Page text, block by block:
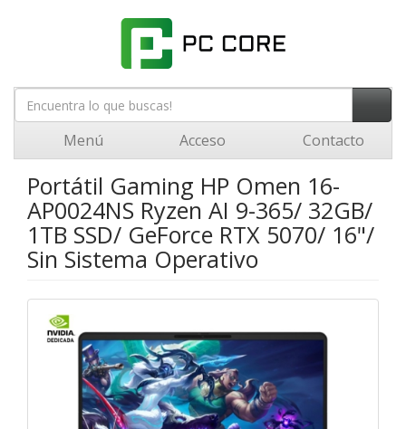
Menú Acceso Contacto
Portátil Gaming HP Omen 16-
AP0024NS Ryzen AI 9-365/ 32GB/
1TB SSD/ GeForce RTX 5070/ 16"/
Sin Sistema Operativo